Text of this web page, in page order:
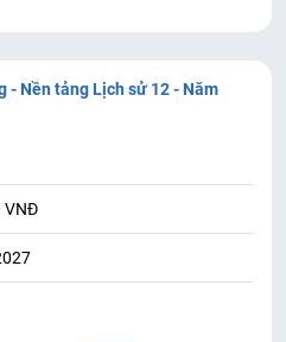
- Nền tảng Lịch sử 12 - Năm
VNĐ